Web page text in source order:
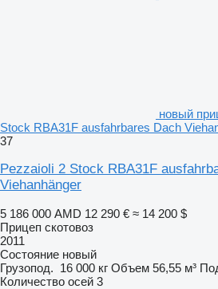
новый
Stock RBA31F ausfahrbares Dach
37
Pezzaioli 2 Stock RBA31F
Viehanhänger
5 186 000 AMD 12 290 € ≈ 14 200 $
Прицеп скотовоз
2011
Состояние новый
Грузопод. 16 000 кг Объем 56,55 м³
Количество осей 3